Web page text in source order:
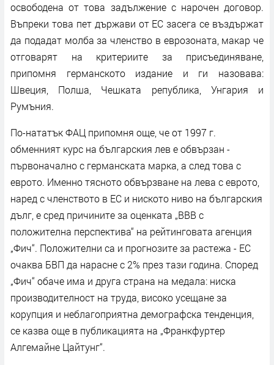
освободена от това задължение с нарочен договор.
Въпреки това пет държави от ЕС засега се въздържат
да подадат молба за членство в еврозоната, макар че
отговарят на критериите за присъединяване,
припомня германското издание и ги назовава:
Швеция, Полша, Чешката република, Унгария и
Румъния.
По-нататък ФАЦ припомня още, че от 1997 г.
обменният курс на българския лев е обвързан -
първоначално с германската марка, а след това с
еврото. Именно тясното обвързване на лева с еврото,
наред с членството в ЕС и ниското ниво на българския
дълг, е сред причините за оценката „BBB с
положителна перспектива“ на рейтинговата агенция
„Фич“. Положителни са и прогнозите за растежа - ЕС
очаква БВП да нарасне с 2% през тази година. Според
„Фич“ обаче има и друга страна на медала: ниска
производителност на труда, високо усещане за
корупция и неблагоприятна демографска тенденция,
се казва още в публикацията на „Франкфуртер
Алгемайне Цайтунг“.